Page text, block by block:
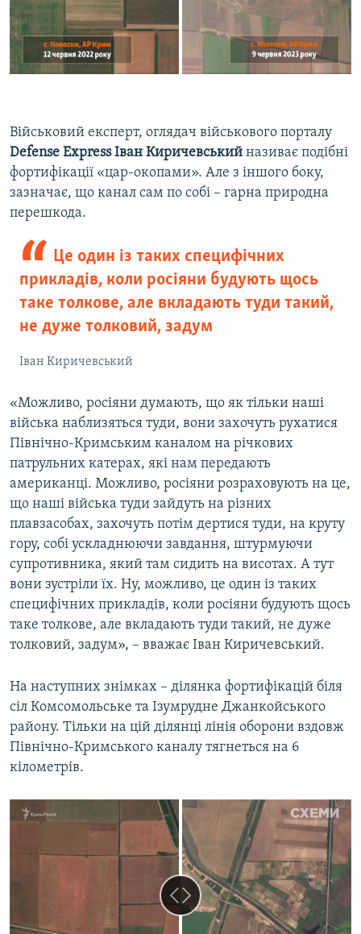
Військовий експерт, оглядач військового порталу
Defense Express Іван Киричевський називає подібні
фортифікації «цар-окопами». Але з іншого боку,
зазначає, що канал сам по собі – гарна природна
перешкода.
Це один із таких специфічних
прикладів, коли росіяни будують щось
таке толкове, але вкладають туди такий,
не дуже толковий, задум
Іван Киричевський
«Можливо, росіяни думають, що як тільки наші
війська наблизяться туди, вони захочуть рухатися
Північно-Кримським каналом на річкових
патрульних катерах, які нам передають
американці. Можливо, росіяни розраховують на це,
що наші війська туди зайдуть на різних
плавзасобах, захочуть потім дертися туди, на круту
гору, собі ускладнюючи завдання, штурмуючи
супротивника, який там сидить на висотах. А тут
вони зустріли їх. Ну, можливо, це один із таких
специфічних прикладів, коли росіяни будують щось
таке толкове, але вкладають туди такий, не дуже
толковий, задум», – вважає Іван Киричевський.
На наступних знімках – ділянка фортифікацій біля
сіл Комсомольське та Ізумрудне Джанкойського
району. Тільки на цій ділянці лінія оборони вздовж
Північно-Кримського каналу тягнеться на 6
кілометрів.